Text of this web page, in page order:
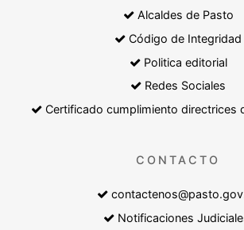
Alcaldes de Pasto
Código de Integridad
Politica editorial
Redes Sociales
Certificado cumplimiento directrices
CONTACTO
Notificaciones